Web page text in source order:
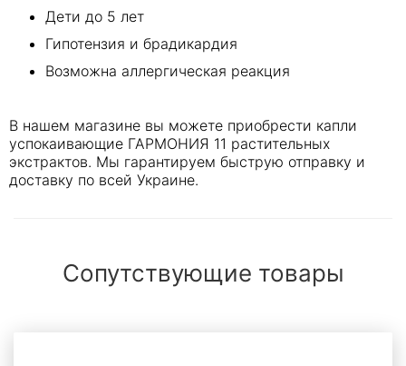
Дети до 5 лет
Гипотензия и брадикардия
Возможна аллергическая реакция
В нашем магазине вы можете приобрести капли
успокаивающие ГАРМОНИЯ 11 растительных
экстрактов. Мы гарантируем быструю отправку и
доставку по всей Украине.
Сопутствующие товары